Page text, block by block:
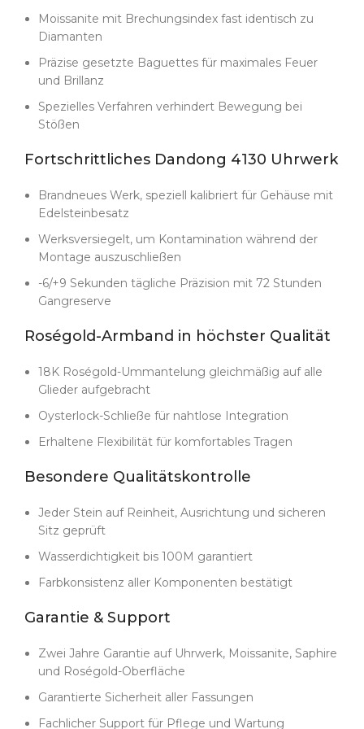
gleichmäßige, langlebige Oberfläche, die über Jahre
gegen Anlaufen resistent ist. Jeder
Produktionsschritt wird so gesteuert, dass Brillanz
von Saphiren und Moissaniten niemals beeinträchtigt
Die Zuverlässigkeit des Uhrwerks ist bei diesem
wäre sofort gegen die lebendige Lünette und das
Daytona Rainbow nur brandneue Dandong 4130
Uhrwerke– niemals überarbeitete oder ältere
frisch geölt, auf -6/+9 Sekunden pro Tag kalibriert
und mit einer eindeutigen Seriennummer versehen,
die in unseren Produktionsunterlagen nachverfolgt
werden kann.
Die Gehäusemaße bleiben vollständig
authentisch:40 mm × 12,4 mm, ohne Wolfram-
Füllstoffe, die die Toleranzen verfälschen. So ist die
perfekte Integration von Lünette, Gehäuse und
Armband sowie volle Kompatibilität mit originalen
Rolex-Komponenten sichergestellt.
Sogar das Armband erfordert höchste Präzision.
des Gehäuses trifft, ohne sichtbare Übergänge. Die
und vermittelt Substanz ohne Steifigkeit, damit Sie
sie den ganzen Tag angenehm tragen können.
Die Qualitätskontrolle ist kompromisslos. Jeder Stein
wird unter Vergrößerung auf Ausrichtung, Reinheit
100 Meter Wasserdichtigkeit getestet, um die
Dichtigkeit trotz der hunderten Fassungen zu
garantieren. Vibrationssimulationen und finale
Druckproben am Zifferblatt stellen sicher, dass die
bleibt.
Moissanite mit Brechungsindex fast identisch zu
Diamanten
Präzise gesetzte Baguettes für maximales Feuer
und Brillanz
Spezielles Verfahren verhindert Bewegung bei
Stößen
Fortschrittliches Dandong 4130 Uhrwerk
Brandneues Werk, speziell kalibriert für Gehäuse mit
Edelsteinbesatz
Werksversiegelt, um Kontamination während der
Montage auszuschließen
-6/+9 Sekunden tägliche Präzision mit 72 Stunden
Gangreserve
Roségold-Armband in höchster Qualität
18K Roségold-Ummantelung gleichmäßig auf alle
Glieder aufgebracht
Oysterlock-Schließe für nahtlose Integration
Erhaltene Flexibilität für komfortables Tragen
Besondere Qualitätskontrolle
Jeder Stein auf Reinheit, Ausrichtung und sicheren
Sitz geprüft
Wasserdichtigkeit bis 100M garantiert
Farbkonsistenz aller Komponenten bestätigt
Garantie & Support
Zwei Jahre Garantie auf Uhrwerk, Moissanite, Saphire
und Roségold-Oberfläche
Garantierte Sicherheit aller Fassungen
Fachlicher Support für Pflege und Wartung